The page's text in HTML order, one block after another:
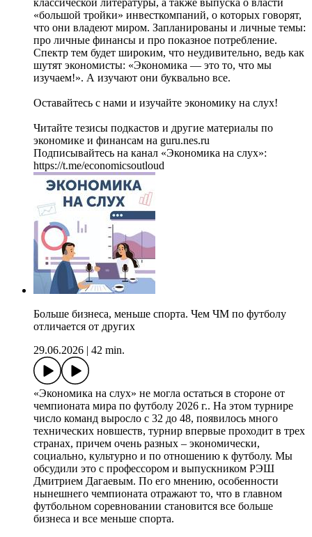
классической литературы, а также выпуска о власти
«большой тройки» инвесткомпаний, о которых говорят,
что они владеют миром. Запланированы и личные темы:
про личные финансы и про показное потребление.
Спектр тем будет широким, что неудивительно, ведь как
шутят экономисты: «Экономика — это то, что мы
изучаем!». А изучают они буквально все.
Оставайтесь с нами и изучайте экономику на слух!
Читайте тезисы подкастов и другие материалы по
экономике и финансам на guru.nes.ru
Подписывайтесь на канал «Экономика на слух»:
https://t.me/economicsoutloud
Больше бизнеса, меньше спорта. Чем ЧМ по футболу
отличается от других
29.06.2026
42 min.
«Экономика на слух» не могла остаться в стороне от
чемпионата мира по футболу 2026 г.. На этом турнире
число команд выросло с 32 до 48, появилось много
технических новшеств, турнир впервые проходит в трех
странах, причем очень разных – экономически,
социально, культурно и по отношению к футболу. Мы
обсудили это с профессором и выпускником РЭШ
Дмитрием Дагаевым. По его мнению, особенности
нынешнего чемпионата отражают то, что в главном
футбольном соревновании становится все больше
бизнеса и все меньше спорта.